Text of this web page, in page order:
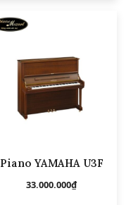
Piano YAMAHA U3F
33.000.000₫